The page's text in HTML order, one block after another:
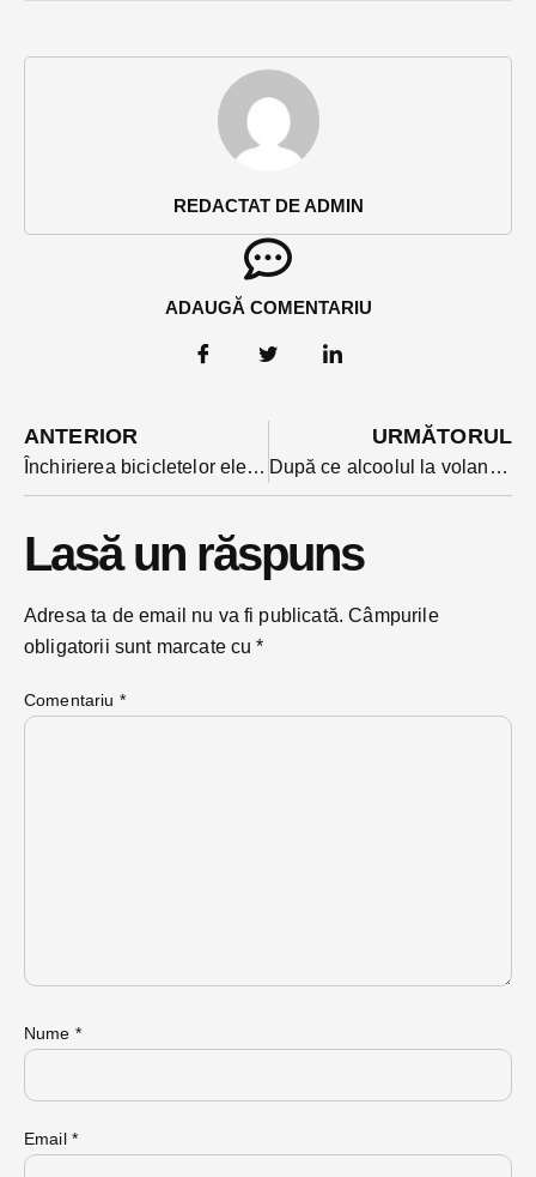
REDACTAT DE ADMIN
ADAUGĂ COMENTARIU
ANTERIOR
Închirierea bicicletelor electrice puse la dispoziție de municipalitatea Bistrița este încă gratuită
URMĂTORUL
După ce alcoolul la volan l-a lăsat fără carnet, un bărbat a ajuns în arest preventiv pentru că n-a vrut sa renunțe la șofat.
Lasă un răspuns
Adresa ta de email nu va fi publicată. Câmpurile
obligatorii sunt marcate cu*
Comentariu *
Nume *
Email *